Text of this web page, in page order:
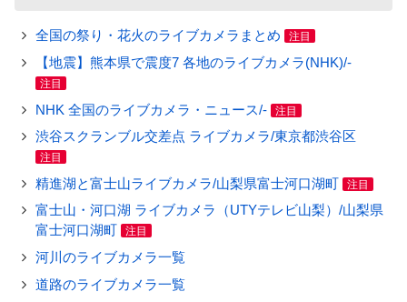
全国の祭り・花火のライブカメラまとめ 注目
【地震】熊本県で震度7 各地のライブカメラ(NHK)/-
注目
NHK 全国のライブカメラ・ニュース/- 注目
渋谷スクランブル交差点 ライブカメラ/東京都渋谷区
注目
精進湖と富士山ライブカメラ/山梨県富士河口湖町 注目
富士山・河口湖 ライブカメラ（UTYテレビ山梨）/山梨県
富士河口湖町
注目
河川のライブカメラ一覧
道路のライブカメラ一覧